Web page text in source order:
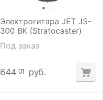
Электрогитара JET JS-
300 BK (Stratocaster)
Под заказ
644 01 руб.